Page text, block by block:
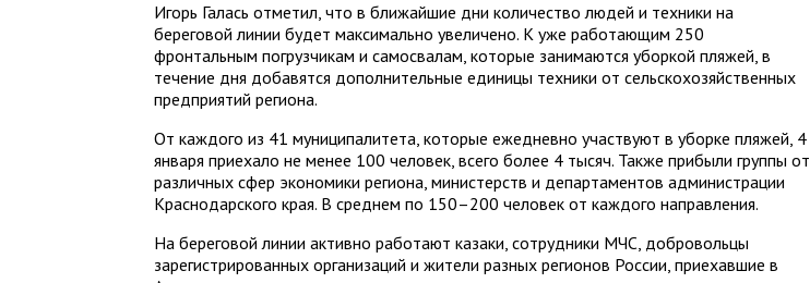
Игорь Галась отметил, что в ближайшие дни количество людей и техники на
береговой линии будет максимально увеличено. К уже работающим 250
фронтальным погрузчикам и самосвалам, которые занимаются уборкой пляжей, в
течение дня добавятся дополнительные единицы техники от сельскохозяйственных
предприятий региона.
От каждого из 41 муниципалитета, которые ежедневно участвуют в уборке пляжей, 4
января приехало не менее 100 человек, всего более 4 тысяч. Также прибыли группы от
различных сфер экономики региона, министерств и департаментов администрации
Краснодарского края. В среднем по 150–200 человек от каждого направления.
На береговой линии активно работают казаки, сотрудники МЧС, добровольцы
зарегистрированных организаций и жители разных регионов России, приехавшие в